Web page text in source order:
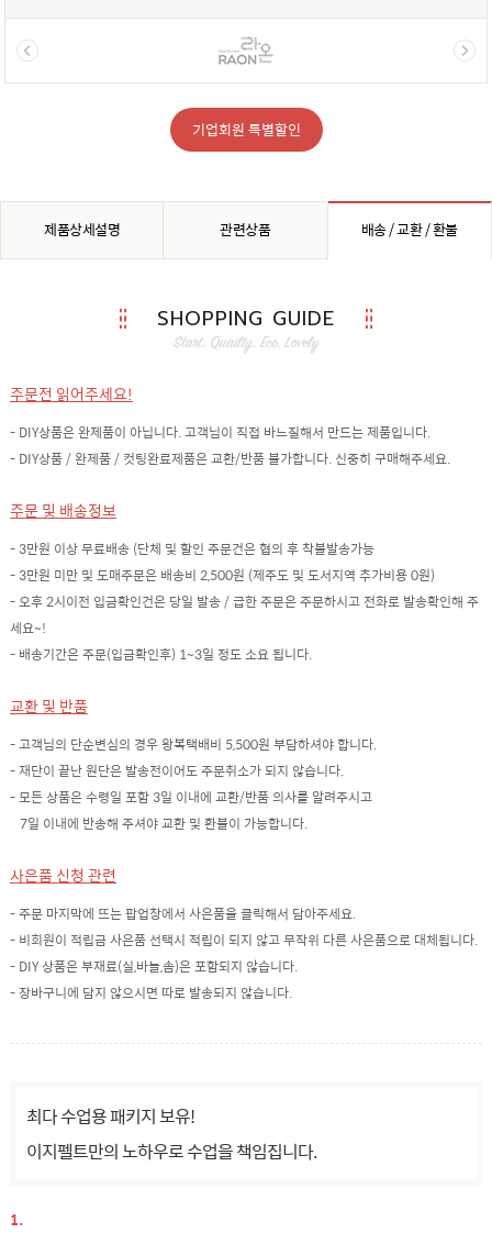
기업회원 특별할인
제품상세설명 관련상품 배송 / 교환 / 환불
SHOPPING GUIDE
주문전 읽어주세요!
- DIY상품은 완제품이 아닙니다. 고객님이 직접 바느질해서 만드는 제품입니다.
- DIY상품 / 완제품 / 컷팅완료제품은 교환/반품 불가합니다. 신중히 구매해주세요.
주문 및 배송정보
- 3만원 이상 무료배송 (단체 및 할인 주문건은 협의 후 착불발송가능
- 3만원 미만 및 도매주문은 배송비 2,500원 (제주도 및 도서지역 추가비용 0원)
- 오후 2시이전 입금확인건은 당일 발송 / 급한 주문은 주문하시고 전화로 발송확인해 주
세요~!
- 배송기간은 주문(입금확인후) 1~3일 정도 소요 됩니다.
교환 및 반품
- 고객님의 단순변심의 경우 왕복택배비 5,500원 부담하셔야 합니다.
- 재단이 끝난 원단은 발송전이어도 주문취소가 되지 않습니다.
- 모든 상품은 수령일 포함 3일 이내에 교환/반품 의사를 알려주시고
7일 이내에 반송해 주셔야 교환 및 환불이 가능합니다.
사은품 신청 관련
- 주문 마지막에 뜨는 팝업창에서 사은품을 클릭해서 담아주세요.
- 비회원이 적립금 사은품 선택시 적립이 되지 않고 무작위 다른 사은품으로 대체됩니다.
- DIY 상품은 부재료(실,바늘,솜)은 포함되지 않습니다.
- 장바구니에 담지 않으시면 따로 발송되지 않습니다.
최다 수업용 패키지 보유!
이지펠트만의 노하우로 수업을 책임집니다.
1.